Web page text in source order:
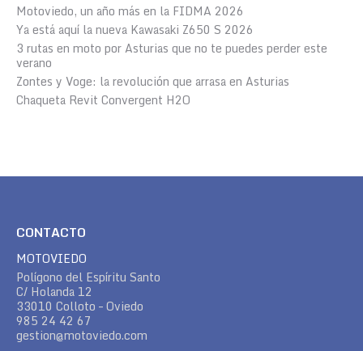
Motoviedo, un año más en la FIDMA 2026
Ya está aquí la nueva Kawasaki Z650 S 2026
3 rutas en moto por Asturias que no te puedes perder este
verano
Zontes y Voge: la revolución que arrasa en Asturias
Chaqueta Revit Convergent H2O
CONTACTO
MOTOVIEDO
Polígono del Espíritu Santo
C/ Holanda 12
33010 Colloto – Oviedo
985 24 42 67
gestion@motoviedo.com